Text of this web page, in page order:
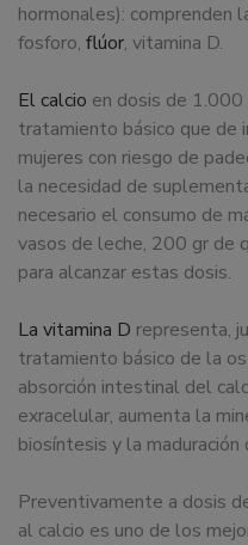
hormonales): comprenden
fosforo, flúor, vitamina D.
El calcio en dosis de
tratamiento básico que de
mujeres con riesgo de
la necesidad de
necesario el consumo de
vasos de leche, 200 gr de
para alcanzar estas dosis.
La vitamina D representa,
tratamiento básico de la
absorción intestinal del
exracelular, aumenta la
biosíntesis y la maduración
Preventivamente a dosis
al calcio es uno de los